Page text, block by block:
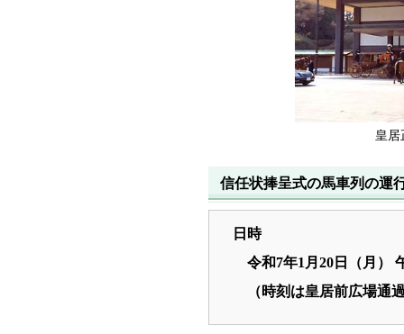
皇居
信任状捧呈式の馬車列の運
日時
令和7年1月20日（月）
（時刻は皇居前広場通